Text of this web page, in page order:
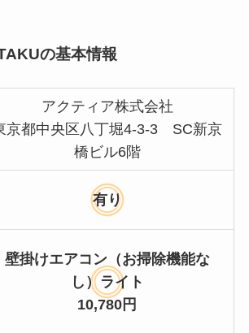
の基本情報
アクティア株式会社
京都中央区八丁堀4-3-3 SC新京
橋ビル6階
有り
壁掛けエアコン（お掃除機能な
し）ライト
10,780円